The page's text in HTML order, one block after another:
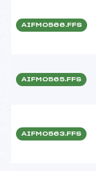
AIFM0566.FFS
AIFM0565.FFS
AIFM0563.FFS